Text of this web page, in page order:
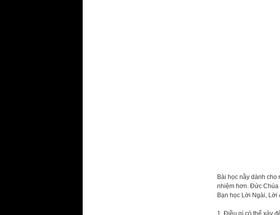
Bài học nầy dành
nhiệm hơn. Đức Chúa
Bạn học Lời Ngài, Lời
1. Điều gì có thể xảy